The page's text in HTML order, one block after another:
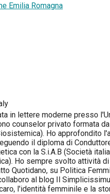
Emilia Romagna
in lettere moderne presso
counselor privato formata
Ho approfondito
il diploma di
con la S.i.A.B (Società
Ho sempre svolto attività
Quotidano, su Politica
al blog Il
l'identità femminile e la